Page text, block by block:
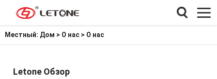
Местный: Дом > О нас > О нас
Letone Обзор